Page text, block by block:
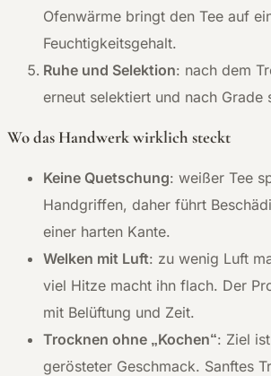
Ofenwärme bringt den Tee auf
Feuchtigkeitsgehalt.
Ruhe und Selektion: nach dem
erneut selektiert und nach Grade
Wo das Handwerk wirklich steckt
Keine Quetschung: weißer Tee
Handgriffen, daher führt
einer harten Kante.
Welken mit Luft: zu wenig Luft
viel Hitze macht ihn flach. Der
mit Belüftung und Zeit.
Trocknen ohne „Kochen“: Ziel
gerösteter Geschmack. Sanftes